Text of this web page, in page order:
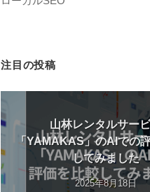
注目の投稿
山林レンタルサー
「YAMAKAS」のAIでの
してみました
2025年8月18日